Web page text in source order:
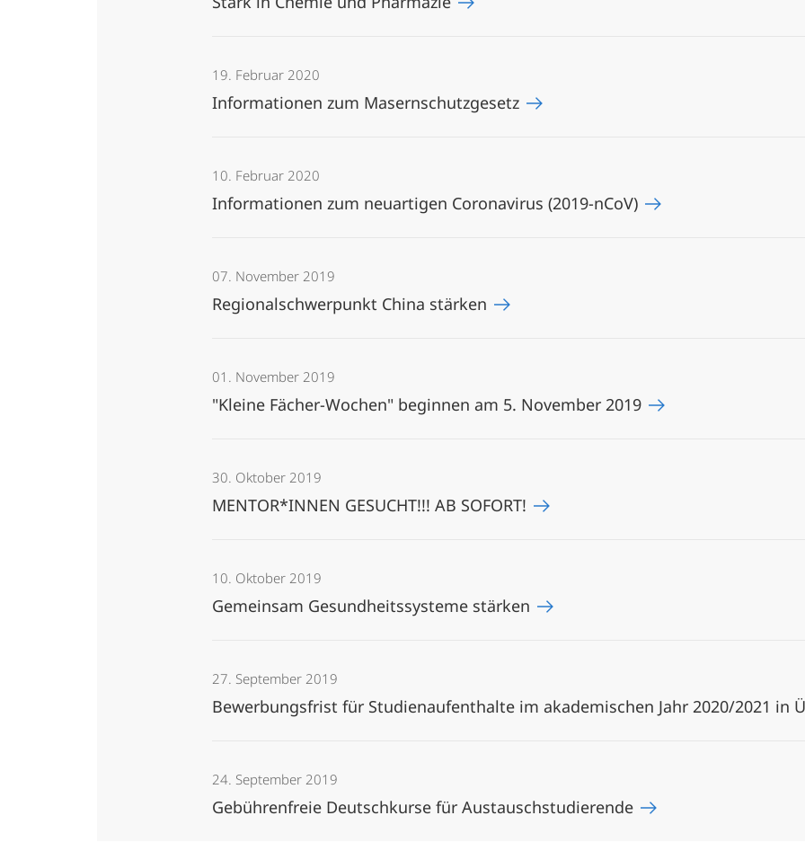
19. Februar 2020
Informationen zum Masernschutzgesetz
10. Februar 2020
Informationen zum neuartigen Coronavirus (2019-nCoV)
07. November 2019
Regionalschwerpunkt China stärken
01. November 2019
"Kleine Fächer-Wochen" beginnen am 5. November 2019
30. Oktober 2019
MENTOR*INNEN GESUCHT!!! AB SOFORT!
10. Oktober 2019
Gemeinsam Gesundheitssysteme stärken
27. September 2019
Bewerbungsfrist für Studienaufenthalte im akademischen Jahr 2020/2021 in
24. September 2019
Gebührenfreie Deutschkurse für Austauschstudierende